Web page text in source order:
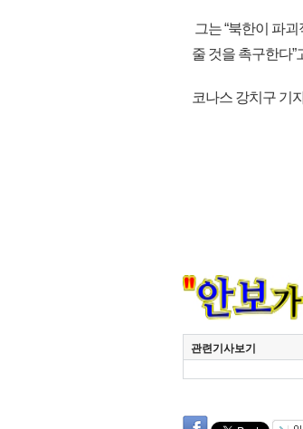
그는 “북한이 파
줄 것을 촉구한다”
코나스 강치구 기
관련기사보기